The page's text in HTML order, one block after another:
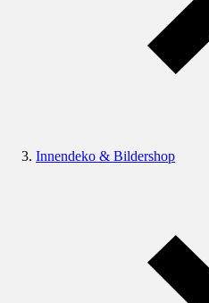
Innendeko & Bildershop